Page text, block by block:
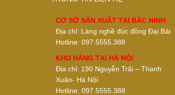
CƠ SỞ SẢN XUẤT TẠI BẮC NINH
Địa chỉ: Làng nghề đúc đồng Đại Bái
Hotline: 097.5555.388
KHO HÀNG TẠI HÀ NỘI
Địa chỉ: 190 Nguyễn Trãi – Thanh
Xuân- Hà Nội
Hotline: 097.5555.388